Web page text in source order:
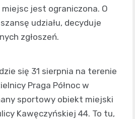
jest ograniczona. O
udziału, decyduje
zgłoszeń.
się 31 sierpnia na terenie
Praga Północ w
sportowy obiekt miejski
Kawęczyńskiej 44. To tu,